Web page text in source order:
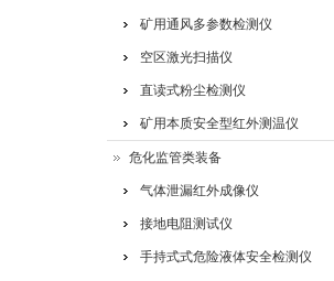
矿用通风多参数检测仪
空区激光扫描仪
直读式粉尘检测仪
矿用本质安全型红外测温仪
危化监管类装备
气体泄漏红外成像仪
接地电阻测试仪
手持式式危险液体安全检测仪